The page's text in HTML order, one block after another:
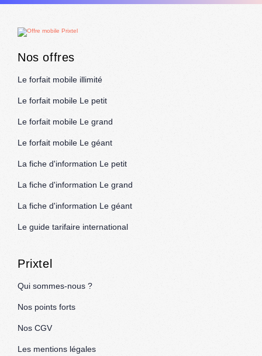
Nos offres
Le forfait mobile illimité
Le forfait mobile Le petit
Le forfait mobile Le grand
Le forfait mobile Le géant
La fiche d'information Le petit
La fiche d'information Le grand
La fiche d'information Le géant
Le guide tarifaire international
Prixtel
Qui sommes-nous ?
Nos points forts
Nos CGV
Les mentions légales